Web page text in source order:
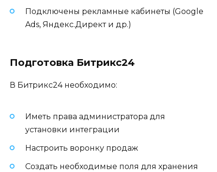
Подключены рекламные кабинеты (Google
Ads, Яндекс.Директ и др.)
Подготовка Битрикс24
В Битрикс24 необходимо:
Иметь права администратора для
установки интеграции
Настроить воронку продаж
Создать необходимые поля для хранения